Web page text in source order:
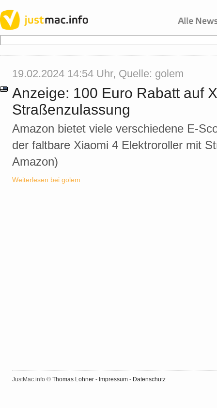
19.02.2024 14:54 Uhr, Quelle: golem
Anzeige: 100 Euro Rabatt auf
Straßenzulassung
Amazon bietet viele verschiedene E-
der faltbare Xiaomi 4 Elektroroller mit
Amazon)
Weiterlesen bei golem
JustMac.info © Thomas Lohner - Impressum - Datenschutz